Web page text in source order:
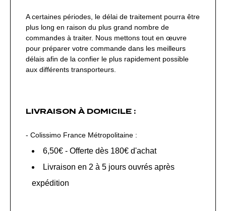
A certaines périodes, le délai de traitement pourra être
plus long en raison du plus grand nombre de
commandes à traiter. Nous mettons tout en œuvre
pour préparer votre commande dans les meilleurs
délais afin de la confier le plus rapidement possible
aux différents transporteurs.
LIVRAISON À DOMICILE :
- Colissimo France Métropolitaine :
6,50€ - Offerte dès 180€ d'achat
Livraison en 2 à 5 jours ouvrés après
expédition